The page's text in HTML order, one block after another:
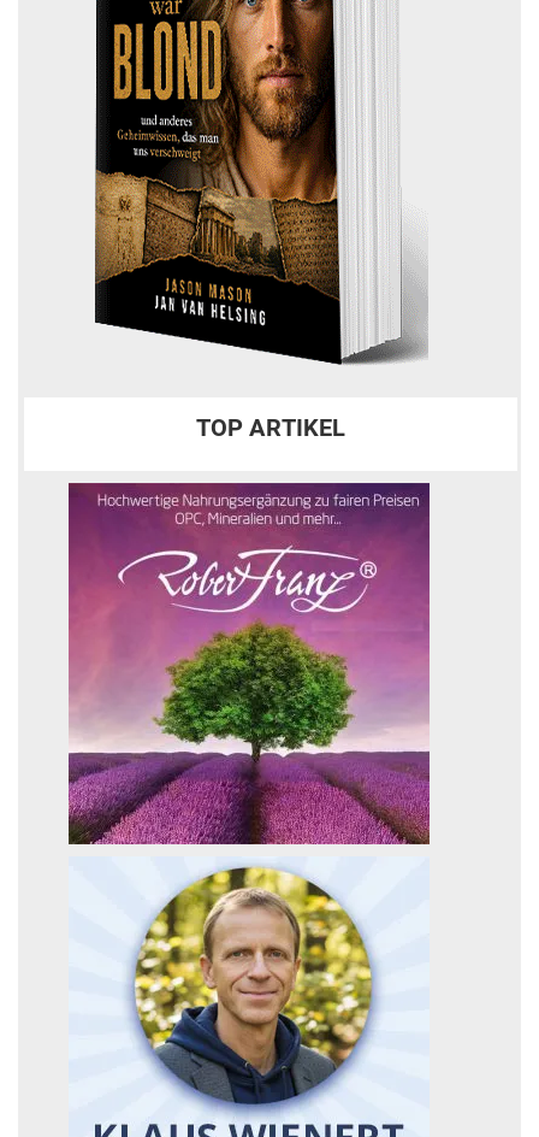
TOP ARTIKEL